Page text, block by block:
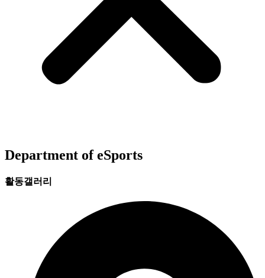
Department of eSports
활동갤러리